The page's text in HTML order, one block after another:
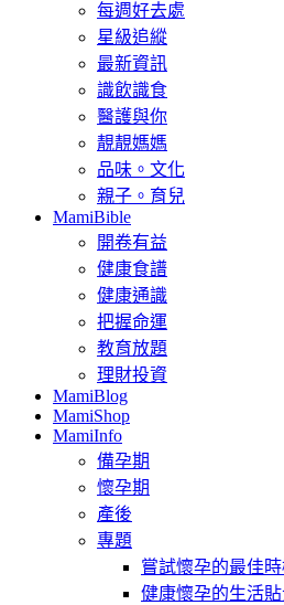
每週好去處
星級追縱
最新資訊
識飲識食
醫護與你
靚靚媽媽
品味。文化
親子。育兒
MamiBible
開卷有益
健康食譜
健康通識
把握命運
教育放題
理財投資
MamiBlog
MamiShop
MamiInfo
備孕期
懷孕期
產後
專題
嘗試懷孕的最佳
健康懷孕的生活